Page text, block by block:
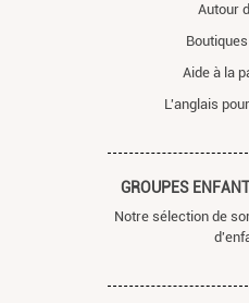
Autour
Aide à la
L'anglais
GROUPES
Notre sélection de